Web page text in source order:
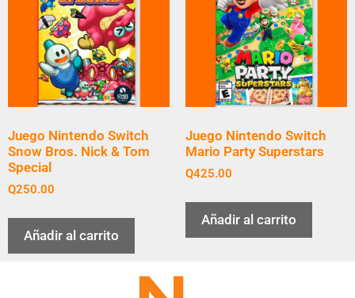
Juego Nintendo Switch
Snow Bros. Nick & Tom
Special
Q250.00
Añadir al carrito
Juego Nintendo Switch
Mario Party Superstars
Q425.00
Añadir al carrito